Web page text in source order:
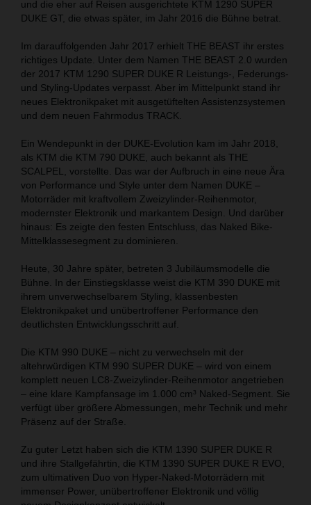
und die eher auf Reisen ausgerichtete KTM 1290 SUPER
DUKE GT, die etwas später, im Jahr 2016 die Bühne betrat.
Im darauffolgenden Jahr 2017 erhielt THE BEAST ihr erstes
richtiges Update. Unter dem Namen THE BEAST 2.0 wurden
der 2017 KTM 1290 SUPER DUKE R Leistungs-, Federungs-
und Styling-Updates verpasst. Aber im Mittelpunkt stand ihr
neues Elektronikpaket mit ausgetüftelten Assistenzsystemen
und dem neuen Fahrmodus TRACK.
Ein Wendepunkt in der DUKE-Evolution kam im Jahr 2018,
als KTM die KTM 790 DUKE, auch bekannt als THE
SCALPEL, vorstellte. Das war der Aufbruch in eine neue Ära
von Performance und Style unter dem Namen DUKE –
Motorräder mit kraftvollem Zweizylinder-Reihenmotor,
modernster Elektronik und markantem Design. Und darüber
hinaus: Es zeigte den festen Entschluss, das Naked Bike-
Mittelklassesegment zu dominieren.
Heute, 30 Jahre später, betreten 3 Jubiläumsmodelle die
Bühne. In der Einstiegsklasse weist die KTM 390 DUKE mit
ihrem unverwechselbarem Styling, klassenbesten
Elektronikpaket und unübertroffener Performance den
deutlichsten Entwicklungsschritt auf.
Die KTM 990 DUKE – nicht zu verwechseln mit der
altehrwürdigen KTM 990 SUPER DUKE – wird von einem
komplett neuen LC8-Zweizylinder-Reihenmotor angetrieben
– eine klare Kampfansage im 1.000 cm³ Naked-Segment. Sie
verfügt über größere Abmessungen, mehr Technik und mehr
Präsenz auf der Straße.
Zu guter Letzt haben sich die KTM 1390 SUPER DUKE R
und ihre Stallgefährtin, die KTM 1390 SUPER DUKE R EVO,
zum ultimativen Duo von Hyper-Naked-Motorrädern mit
immenser Power, unübertroffener Elektronik und völlig